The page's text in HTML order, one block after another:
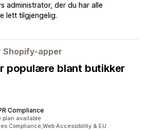
administrator, der du har alle
lett tilgjengelig.
apper
populære blant butikker
Compliance
plan available
Compliance,Web Accessibility & EU